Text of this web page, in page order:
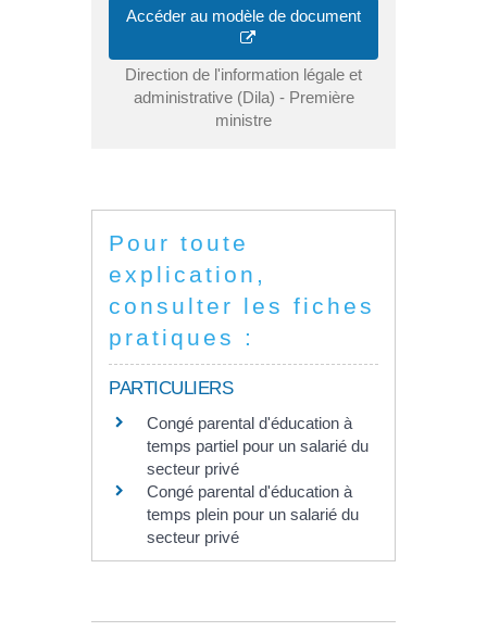
Accéder au modèle de document
Direction de l'information légale et
administrative (Dila) - Première
ministre
Pour toute
explication,
consulter les fiches
pratiques :
PARTICULIERS
Congé parental d'éducation à
temps partiel pour un salarié du
secteur privé
Congé parental d'éducation à
temps plein pour un salarié du
secteur privé